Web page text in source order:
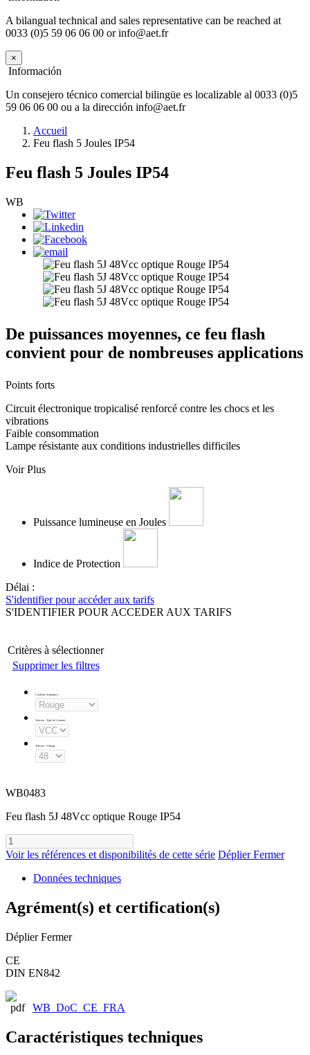
A bilangual technical and sales representative can be reached at
0033 (0)5 59 06 06 00 or info@aet.fr
×
Información
Un consejero técnico comercial bilingüe es localizable al 0033 (0)5
59 06 06 00 ou a la dirección info@aet.fr
Accueil
Feu flash 5 Joules IP54
Feu flash 5 Joules IP54
WB
De puissances moyennes, ce feu flash
convient pour de nombreuses applications
Points forts
Circuit électronique tropicalisé renforcé contre les chocs et les
vibrations
Faible consommation
Lampe résistante aux conditions industrielles difficiles
Voir Plus
Puissance lumineuse en Joules
Indice de Protection
Délai :
S'identifier pour accéder aux tarifs
S'IDENTIFIER POUR ACCEDER AUX TARIFS
Critères à sélectionner
Supprimer les filtres
Couleurs d'optiques :
Tension - Type de Courant :
Tension - Voltage :
WB0483
Feu flash 5J 48Vcc optique Rouge IP54
Voir les références et disponibilités de cette série Déplier Fermer
Données techniques
Agrément(s) et certification(s)
Déplier Fermer
CE
DIN EN842
WB_DoC_CE_FRA
Caractéristiques techniques